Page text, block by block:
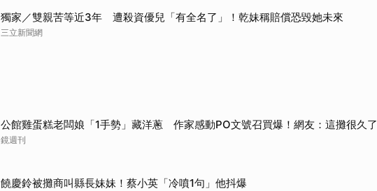
獨家／雙親苦等近3年 遭殺資優兒「有全名了」！乾妹稱賠償恐毀她未來
三立新聞網
公館雞蛋糕老闆娘「1手勢」藏洋蔥 作家感動PO文號召買爆！網友：這攤很久了
鏡週刊
饒慶鈴被攤商叫縣長妹妹！蔡小英「冷噴1句」他抖爆